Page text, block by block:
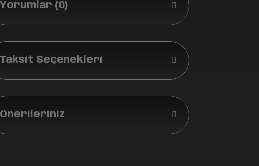
Yorumlar (0)
Taksit Seçenekleri
Önerileriniz